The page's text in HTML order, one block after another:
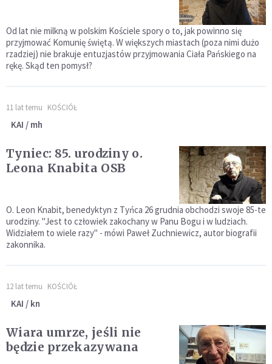
Od lat nie milkną w polskim Kościele spory o to, jak powinno się
przyjmować Komunię świętą. W większych miastach (poza nimi dużo
rzadziej) nie brakuje entuzjastów przyjmowania Ciała Pańskiego na
rękę. Skąd ten pomysł?
11 lat temu KOŚCIÓŁ
KAI / mh
Tyniec: 85. urodziny o.
Leona Knabita OSB
O. Leon Knabit, benedyktyn z Tyńca 26 grudnia obchodzi swoje 85-te
urodziny. "Jest to człowiek zakochany w Panu Bogu i w ludziach.
Widziałem to wiele razy" - mówi Paweł Zuchniewicz, autor biografii
zakonnika.
12 lat temu KOŚCIÓŁ
KAI / kn
Wiara umrze, jeśli nie
będzie przekazywana